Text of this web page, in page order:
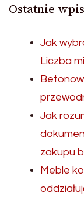
Ostatnie
Jak
Liczba
Jak
zakupu
Meble